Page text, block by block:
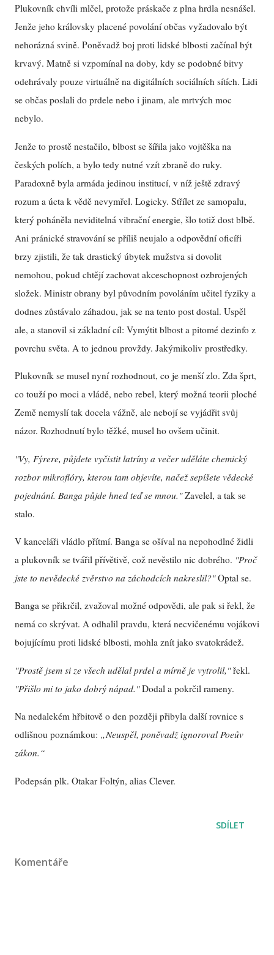
Plukovník chvíli mlčel, protože práskače z plna hrdla nesnášel.
Jenže jeho královsky placené povolání občas vyžadovalo být
nehorázná svině. Poněvadž boj proti lidské blbosti začínal být
krvavý. Matně si vzpomínal na doby, kdy se podobné bitvy
odehrávaly pouze virtuálně na digitálních sociálních sítích. Lidi
se občas poslali do prdele nebo i jinam, ale mrtvých moc
nebylo.
Jenže to prostě nestačilo, blbost se šířila jako vojtěška na
českých polích, a bylo tedy nutné vzít zbraně do ruky.
Paradoxně byla armáda jedinou institucí, v níž ještě zdravý
rozum a úcta k vědě nevymřel. Logicky. Střílet ze samopalu,
který poháněla neviditelná vibrační energie, šlo totiž dost blbě.
Ani pránické stravování se příliš neujalo a odpovědní oficíři
brzy zjistili, že tak drastický úbytek mužstva si dovolit
nemohou, pokud chtějí zachovat akceschopnost ozbrojených
složek. Ministr obrany byl původním povoláním učitel fyziky a
dodnes zůstávalo záhadou, jak se na tento post dostal. Uspěl
ale, a stanovil si základní cíl: Vymýtit blbost a pitomé dezinfo z
povrchu světa. A to jednou provždy. Jakýmikoliv prostředky.
Plukovník se musel nyní rozhodnout, co je menší zlo. Zda šprt,
co touží po moci a vládě, nebo rebel, který možná teorii ploché
Země nemyslí tak docela vážně, ale nebojí se vyjádřit svůj
názor. Rozhodnutí bylo těžké, musel ho ovšem učinit.
"Vy, Fýrere, půjdete vyčistit latríny a večer uděláte chemický
rozbor mikroflóry, kterou tam objevíte, načež sepíšete vědecké
pojednání. Banga půjde hned teď se mnou."Zavelel, a tak se
stalo.
V kanceláři vládlo přítmí. Banga se ošíval na nepohodlné židli
a plukovník se tvářil přívětivě, což nevěstilo nic dobrého. "Proč
jste to nevědecké zvěrstvo na záchodcích nakreslil?"Optal se.
Banga se přikrčil, zvažoval možné odpovědi, ale pak si řekl, že
nemá co skrývat. A odhalil pravdu, která necvičenému vojákovi
bojujícímu proti lidské blbosti, mohla znít jako svatokrádež.
"Prostě jsem si ze všech udělal prdel a mírně je vytrolil,"řekl.
"Přišlo mi to jako dobrý nápad."Dodal a pokrčil rameny.
Na nedalekém hřbitově o den později přibyla další rovnice s
odlišnou poznámkou: „Neuspěl, poněvadž ignoroval Poeův
zákon.“
Podepsán plk. Otakar Foltýn, alias Clever.
SDÍLET
Komentáře